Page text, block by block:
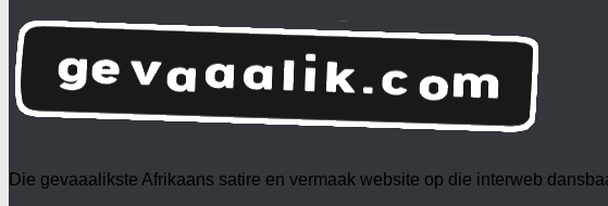
Die gevaaalikste Afrikaans satire en vermaak website op die interweb